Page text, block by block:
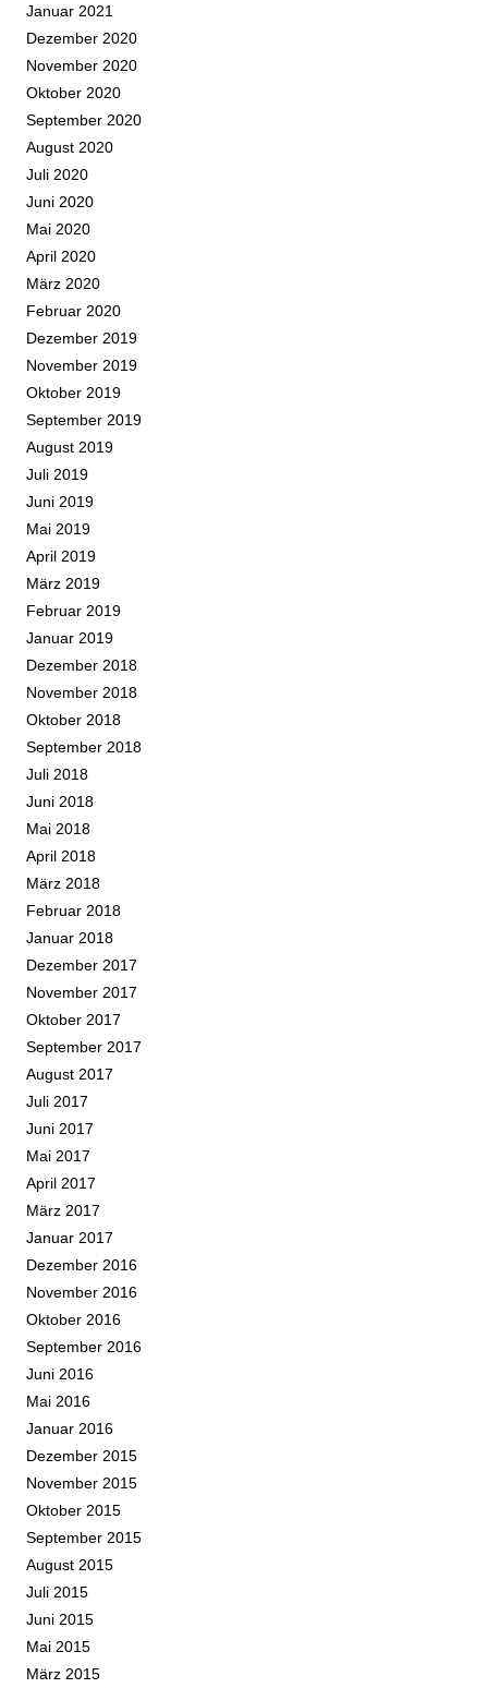
Januar 2021
Dezember 2020
November 2020
Oktober 2020
September 2020
August 2020
Juli 2020
Juni 2020
Mai 2020
April 2020
März 2020
Februar 2020
Dezember 2019
November 2019
Oktober 2019
September 2019
August 2019
Juli 2019
Juni 2019
Mai 2019
April 2019
März 2019
Februar 2019
Januar 2019
Dezember 2018
November 2018
Oktober 2018
September 2018
Juli 2018
Juni 2018
Mai 2018
April 2018
März 2018
Februar 2018
Januar 2018
Dezember 2017
November 2017
Oktober 2017
September 2017
August 2017
Juli 2017
Juni 2017
Mai 2017
April 2017
März 2017
Januar 2017
Dezember 2016
November 2016
Oktober 2016
September 2016
Juni 2016
Mai 2016
Januar 2016
Dezember 2015
November 2015
Oktober 2015
September 2015
August 2015
Juli 2015
Juni 2015
Mai 2015
März 2015